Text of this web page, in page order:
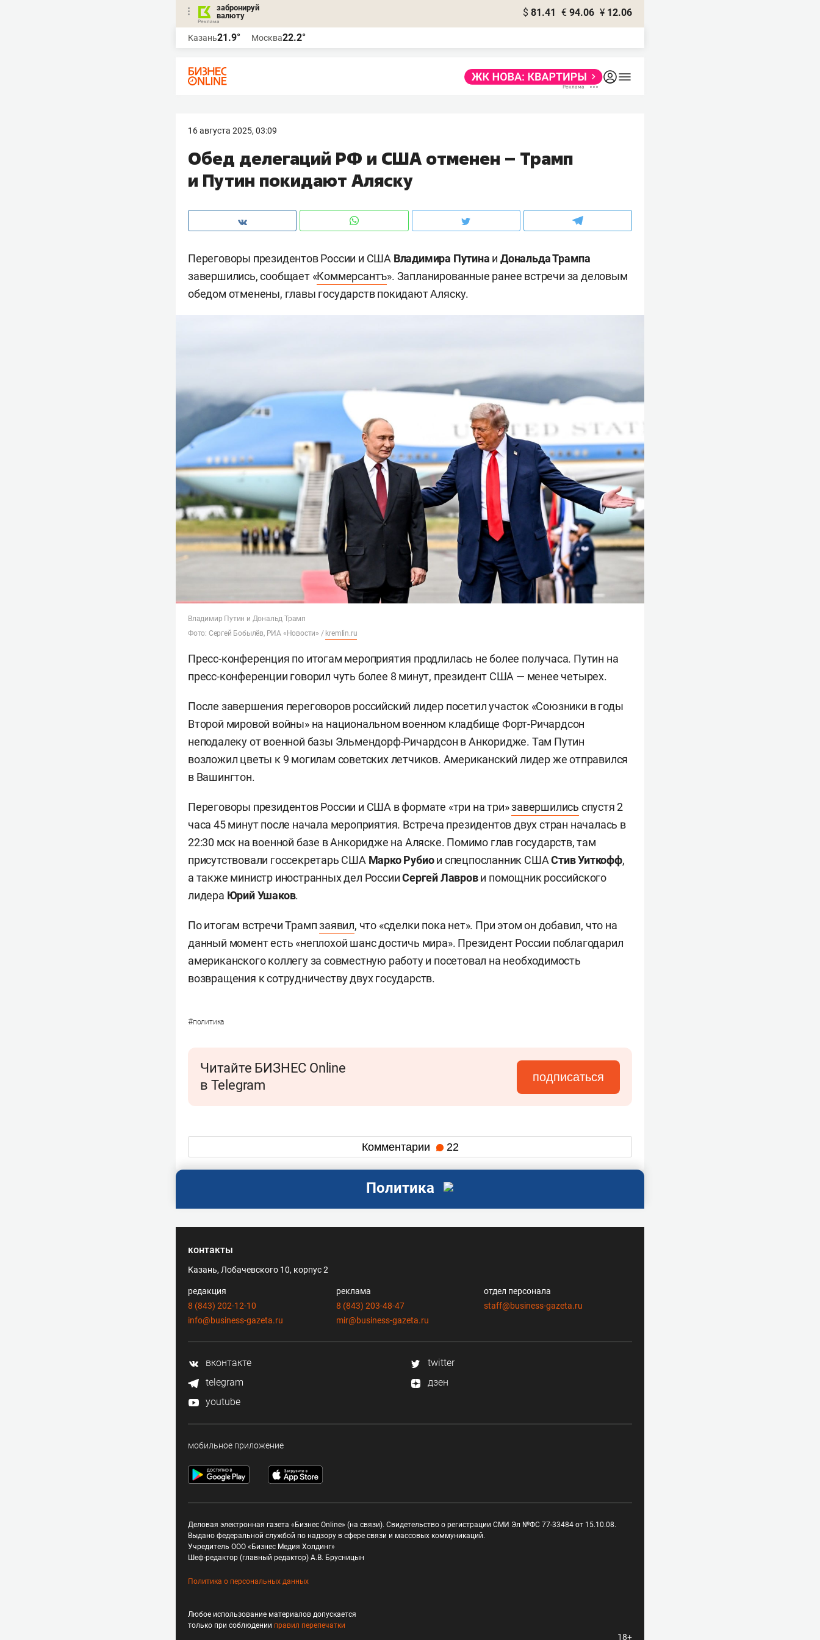
забронируй
валюту
$ 81.41 € 94.06 ¥ 12.06
Казань21.9° Москва22.2°
16 августа 2025, 03:09
Обед делегаций РФ и США отменен – Трамп
и Путин покидают Аляску
Переговоры президентов России и США Владимира Путина иДональда Трампа
завершились, сообщает «Коммерсантъ». Запланированные ранее встречи за деловым
обедом отменены, главы государств покидают Аляску.
Владимир Путин и Дональд Трамп
Фото: Сергей Бобылёв, РИА «Новости» / kremlin.ru
Пресс-конференция по итогам мероприятия продлилась не более получаса. Путин на
пресс-конференции говорил чуть более 8 минут, президент США — менее четырех.
После завершения переговоров российский лидер посетил участок «Союзники в годы
Второй мировой войны» на национальном военном кладбище Форт-Ричардсон
неподалеку от военной базы Эльмендорф-Ричардсон в Анкоридже. Там Путин
возложил цветы к 9 могилам советских летчиков. Американский лидер же отправился
в Вашингтон.
Переговоры президентов России и США в формате «три на три»завершились спустя 2
часа 45 минут после начала мероприятия. Встреча президентов двух стран началась в
22:30 мск на военной базе в Анкоридже на Аляске. Помимо глав государств, там
присутствовали госсекретарь США Марко Рубиои спецпосланник СШАСтив Уиткофф,
а также министр иностранных дел РоссииСергей Лаврови помощник российского
лидера Юрий Ушаков.
По итогам встречи Трампзаявил, что «сделки пока нет». При этом он добавил, что на
данный момент есть «неплохой шанс достичь мира». Президент России поблагодарил
американского коллегу за совместную работу и посетовал на необходимость
возвращения к сотрудничеству двух государств.
#политика
Читайте БИЗНЕС Online
в Telegram
подписаться
Комментарии 22
Политика
контакты
Казань, Лобачевского 10, корпус 2
редакция
8 (843) 202-12-10
info@business-gazeta.ru
реклама
8 (843) 203-48-47
mir@business-gazeta.ru
отдел персонала
staff@business-gazeta.ru
вконтакте
twitter
telegram
дзен
youtube
мобильное приложение
Деловая электронная газета «Бизнес Online» (на связи). Свидетельство о регистрации СМИ Эл №ФС 77-33484 от 15.10.08.
Выдано федеральной службой по надзору в сфере связи и массовых коммуникаций.
Учредитель ООО «Бизнес Медия Холдинг»
Шеф-редактор (главный редактор) А.В. Брусницын
Политика о персональных данных
Любое использование материалов допускается
только при соблюдении правил перепечатки
18+